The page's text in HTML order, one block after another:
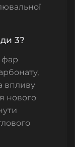
3?
фар
впливу
нового